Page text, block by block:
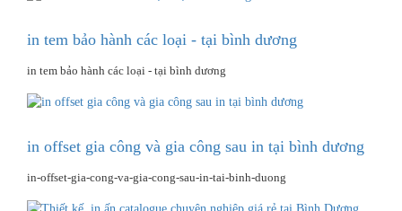
in tem bảo hành các loại - tại bình dương
in tem bảo hành các loại - tại bình dương
in offset gia công và gia công sau in tại bình dương
in-offset-gia-cong-va-gia-cong-sau-in-tai-binh-duong